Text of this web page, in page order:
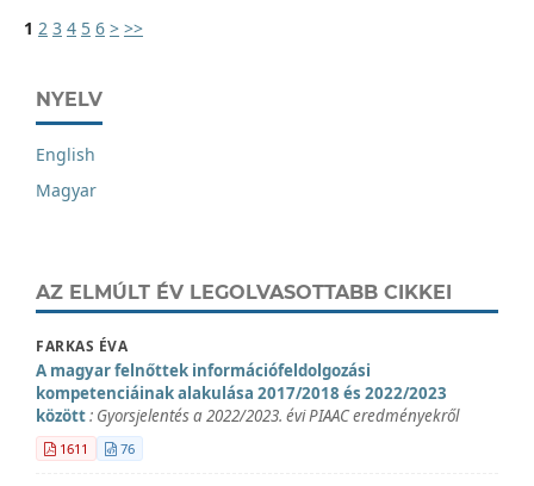
1 2 3 4 5 6 > >>
NYELV
English
Magyar
AZ ELMÚLT ÉV LEGOLVASOTTABB CIKKEI
FARKAS ÉVA
A magyar felnőttek információfeldolgozási
kompetenciáinak alakulása 2017/2018 és 2022/2023
között: Gyorsjelentés a 2022/2023. évi PIAAC eredményekről
1611 76